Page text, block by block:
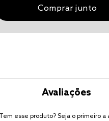
Comprar junto
Avaliações
Tem esse produto? Seja o primeiro a